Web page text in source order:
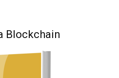
Blockchain